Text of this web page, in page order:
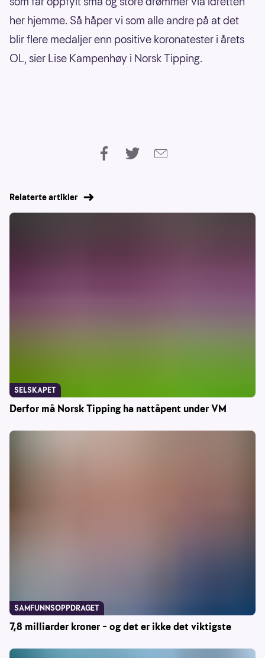
her hjemme. Så håper vi som alle andre på at det
blir flere medaljer enn positive koronatester i årets
OL, sier Lise Kampenhøy i Norsk Tipping.
Relaterte artikler
Derfor må Norsk Tipping ha nattåpent under VM
SELSKAPET
7,8 milliarder kroner – og det er ikke det viktigste
SAMFUNNSOPPDRAGET